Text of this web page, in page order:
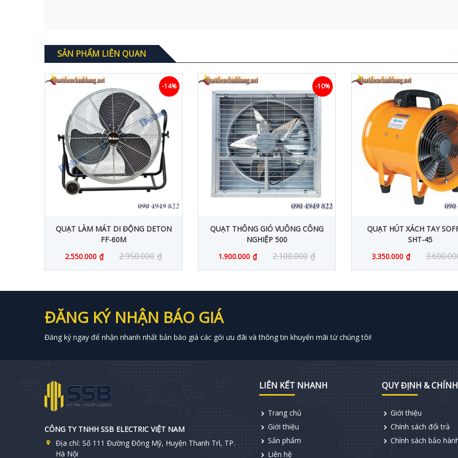
SẢN PHẨM LIÊN QUAN
QUẠT LÀM MÁT DI ĐỘNG DETON
FF-60M
2.550.000 ₫ 2.950.000 ₫
-14%
QUẠT THÔNG GIÓ VUÔNG CÔNG
NGHIỆP 500
1.900.000 ₫ 2.100.000 ₫
-10%
QUẠT HÚT XÁCH TAY
SHT-45
3.350.000 ₫
ĐĂNG KÝ NHẬN BÁO GIÁ
Đăng ký ngay để nhận nhanh nhất bản báo giá các gói ưu đãi và thông tin khuyến mãi từ chúng tôi!
CÔNG TY TNHH SSB ELECTRIC VIỆT NAM
Địa chỉ: Số 111 Đường Đông Mỹ, Huyện Thanh Trì, TP.
Hà Nội
LIÊN KẾT NHANH
Trang chủ
Giới thiệu
Sản phẩm
Liên hệ
QUY ĐỊNH &
Giới thiệu
Chính sách đổi trả
Chính sách bảo